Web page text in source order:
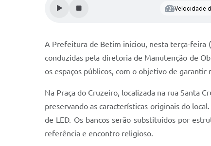
Velocidade
A Prefeitura de Betim iniciou, nesta terça-feira
conduzidas pela diretoria de Manutenção de
os espaços públicos, com o objetivo de garantir
Na Praça do Cruzeiro, localizada na rua Santa
preservando as características originais do
de LED. Os bancos serão substituídos por
referência e encontro religioso.